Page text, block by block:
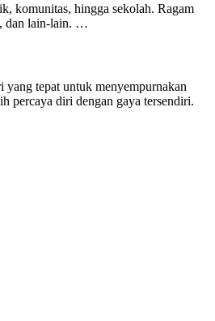
komunitas, hingga sekolah. Ragam
dan lain-lain. …
tepat untuk menyempurnakan
percaya diri dengan gaya tersendiri.